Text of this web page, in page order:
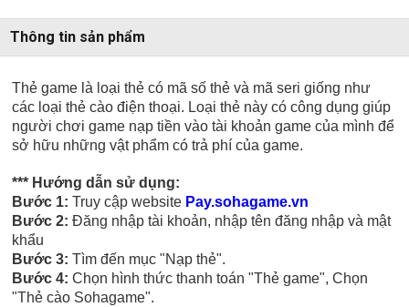
Thông tin sản phẩm
Thẻ game là loại thẻ có mã số thẻ và mã seri giống như
các loại thẻ cào điện thoại. Loại thẻ này có công dụng giúp
người chơi game nạp tiền vào tài khoản game của mình để
sở hữu những vật phẩm có trả phí của game.
*** Hướng dẫn sử dụng:
Bước 1: Truy cập website Pay.sohagame.vn
Bước 2: Đăng nhập tài khoản, nhập tên đăng nhập và mật
khẩu
Bước 3: Tìm đến mục "Nạp thẻ".
Bước 4: Chọn hình thức thanh toán "Thẻ game", Chọn
"Thẻ cào Sohagame".